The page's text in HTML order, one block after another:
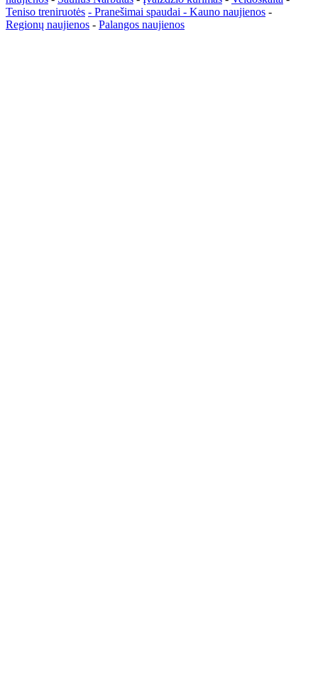
Teniso treniruotės - Pranešimai spaudai - Kauno naujienos -
Regionų naujienos - Palangos naujienos